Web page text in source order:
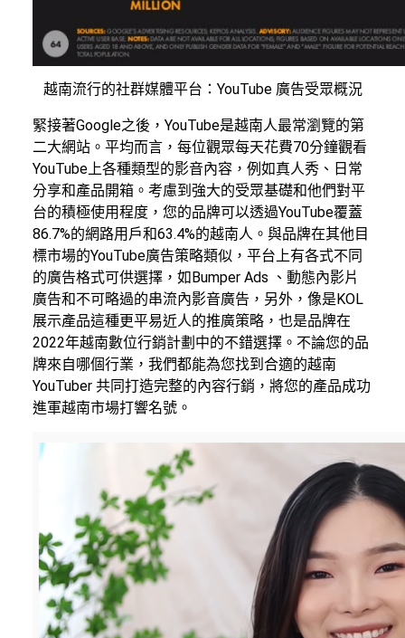
越南流行的社群媒體平台：YouTube 廣告受眾概況
緊接著Google之後，YouTube是越南人最常瀏覽的第
二大網站。平均而言，每位觀眾每天花費70分鐘觀看
YouTube上各種類型的影音內容，例如真人秀、日常
分享和產品開箱。考慮到強大的受眾基礎和他們對平
台的積極使用程度，您的品牌可以透過YouTube覆蓋
86.7%的網路用戶和63.4%的越南人。與品牌在其他目
標市場的YouTube廣告策略類似，平台上有各式不同
的廣告格式可供選擇，如Bumper Ads 、動態內影片
廣告和不可略過的串流內影音廣告，另外，像是KOL
展示產品這種更平易近人的推廣策略，也是品牌在
2022年越南數位行銷計劃中的不錯選擇。不論您的品
牌來自哪個行業，我們都能為您找到合適的越南
YouTuber 共同打造完整的內容行銷，將您的產品成功
進軍越南市場打響名號。